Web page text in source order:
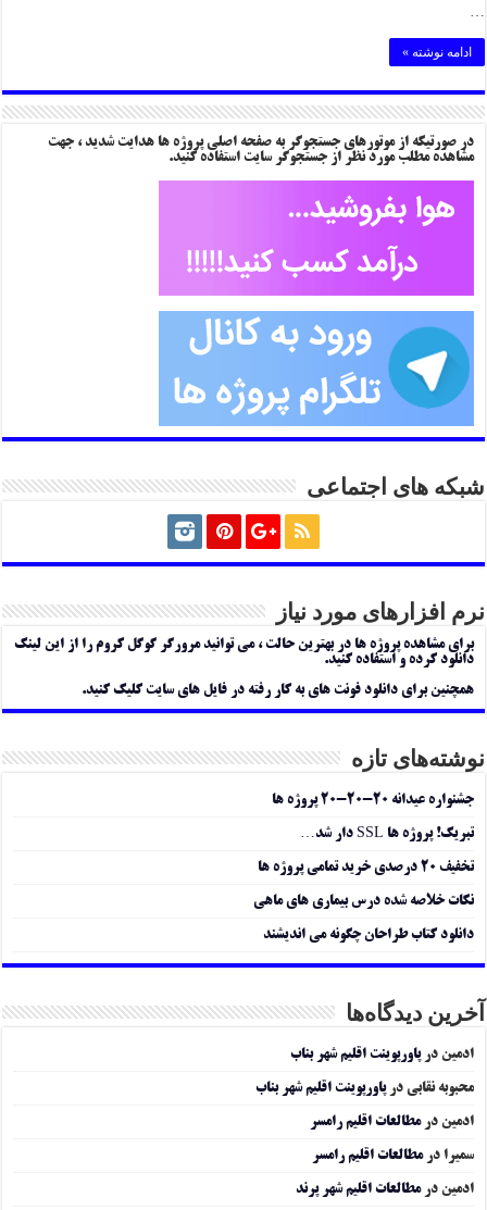
…
ادامه نوشته »
در صورتیکه از موتورهای جستجوگر به صفحه اصلی پروژه ها هدایت شدید ، جهت
مشاهده مطلب مورد نظر از جستجوگر سایت استفاده کنید.
شبکه های اجتماعی
نرم افزارهای مورد نیاز
برای مشاهده پروژه ها در بهترین حالت ، می توانید مرورگر گوگل کروم را از این لینک
دانلود کرده و استفاده کنید.
همچنین برای دانلود فونت های به کار رفته در فایل های سایت کلیک کنید.
نوشته‌های تازه
جشنواره عیدانه ۲۰-۲۰-۲۰ پروژه ها
تبریک! پروژه ها SSL دار شد…
تخفیف ۲۰ درصدی خرید تمامی پروژه ها
نکات خلاصه شده درس بیماری های ماهی
دانلود کتاب طراحان چگونه می اندیشند
آخرین دیدگاه‌ها
ادمین درپاورپوینت اقلیم شهر بناب
محبوبه نقابی درپاورپوینت اقلیم شهر بناب
ادمین درمطالعات اقلیم رامسر
سمیرا درمطالعات اقلیم رامسر
ادمین درمطالعات اقلیم شهر پرند